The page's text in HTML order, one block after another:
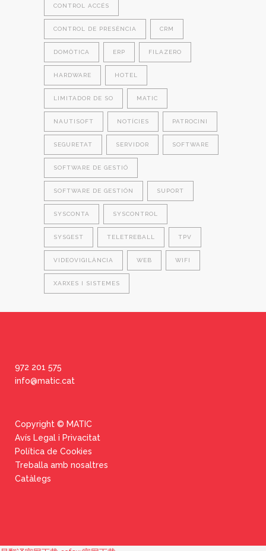
CONTROL ACCÉS
CONTROL DE PRESÈNCIA CRM
DOMÒTICA ERP FILAZERO
HARDWARE HOTEL
LIMITADOR DE SO MATIC
NAUTISOFT NOTÍCIES PATROCINI
SEGURETAT SERVIDOR SOFTWARE
SOFTWARE DE GESTIÓ
SOFTWARE DE GESTIÓN SUPORT
SYSCONTA SYSCONTROL
SYSGEST TELETREBALL TPV
VIDEOVIGILÀNCIA WEB WIFI
XARXES I SISTEMES
972 201 575
info@matic.cat
Copyright © MATIC
Avís Legal i Privacitat
Política de Cookies
Treballa amb nosaltres
Catàlegs